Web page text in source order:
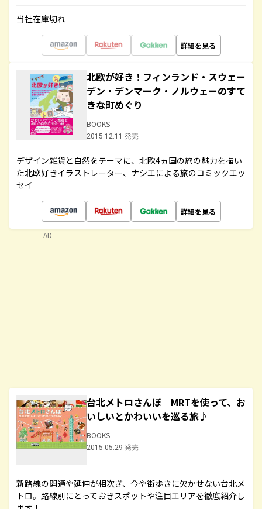
当社在庫切れ
詳細を見る
北欧が好き！フィンランド・スウェー
デン・デンマーク・ノルウェーのすて
きな町めぐり
BOOKS
2015.12.11 発売
デザイン雑貨と自然をテーマに、北欧4ヵ国の旅の魅力を描い
た北欧好きイラストレーター、ナシエによる旅のコミックエッ
セイ
詳細を見る
台北メトロさんぽ MRTを使って、お
いしいとかわいいを巡る旅♪
BOOKS
2015.05.29 発売
新路線の開通や延伸が相次ぎ、今や街歩きに欠かせない台北メ
トロ。路線別にとっておきスポットや注目エリアを徹底紹介し
AD